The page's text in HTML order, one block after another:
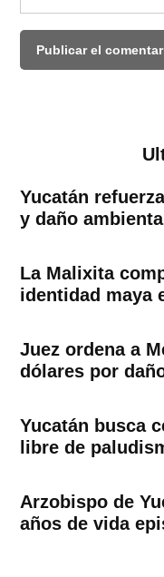
Yucatán
y daño
La Malixita
identidad maya
Juez ordena a
dólares por
Yucatán busca
libre de
Arzobispo de
años de vida